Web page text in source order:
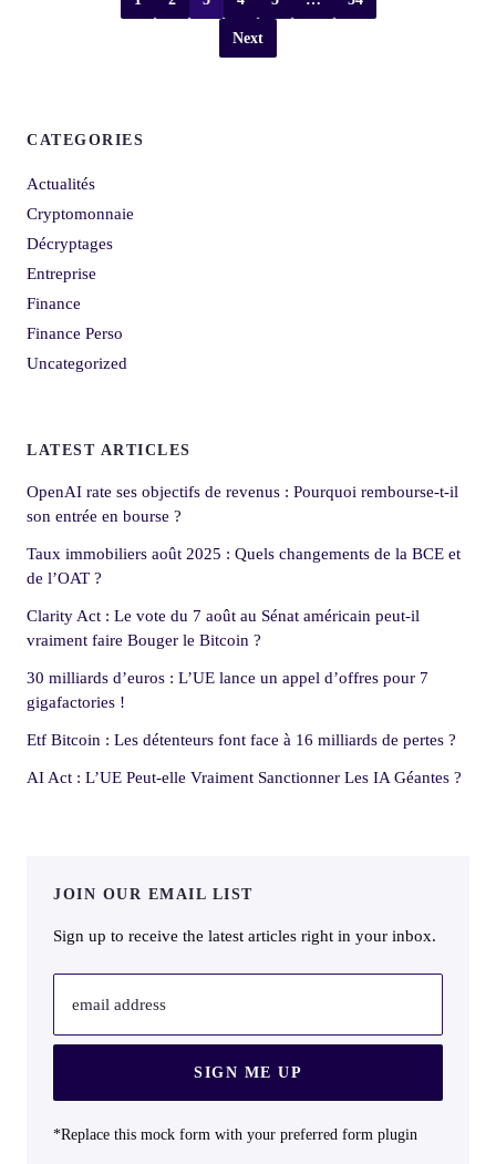
Next
CATEGORIES
Actualités
Cryptomonnaie
Décryptages
Entreprise
Finance
Finance Perso
Uncategorized
LATEST ARTICLES
OpenAI rate ses objectifs de revenus : Pourquoi rembourse-t-il
son entrée en bourse ?
Taux immobiliers août 2025 : Quels changements de la BCE et
de l’OAT ?
Clarity Act : Le vote du 7 août au Sénat américain peut-il
vraiment faire Bouger le Bitcoin ?
30 milliards d’euros : L’UE lance un appel d’offres pour 7
gigafactories !
Etf Bitcoin : Les détenteurs font face à 16 milliards de pertes ?
AI Act : L’UE Peut-elle Vraiment Sanctionner Les IA Géantes ?
JOIN OUR EMAIL LIST
Sign up to receive the latest articles right in your inbox.
email address
SIGN ME UP
*Replace this mock form with your preferred form plugin